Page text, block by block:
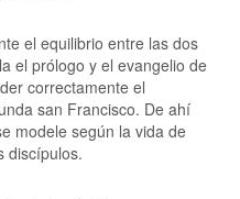
el equilibrio entre las dos
el prólogo y el evangelio de
correctamente el
san Francisco. De ahí
modele según la vida de
discípulos.